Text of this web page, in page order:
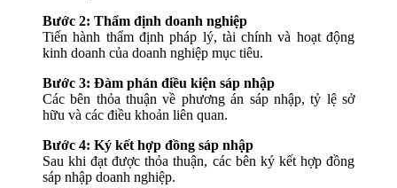
Bước 2: Thẩm định doanh nghiệp
Tiến hành thẩm định pháp lý, tài chính và hoạt động
kinh doanh của doanh nghiệp mục tiêu.
Bước 3: Đàm phán điều kiện sáp nhập
Các bên thỏa thuận về phương án sáp nhập, tỷ lệ sở
hữu và các điều khoản liên quan.
Bước 4: Ký kết hợp đồng sáp nhập
Sau khi đạt được thỏa thuận, các bên ký kết hợp đồng
sáp nhập doanh nghiệp.